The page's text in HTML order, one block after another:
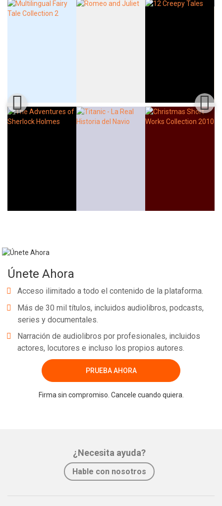
Únete Ahora
Acceso ilimitado a todo el contenido de la plataforma.
Más de 30 mil títulos, incluidos audiolibros, podcasts,
series y documentales.
Narración de audiolibros por profesionales, incluidos
actores, locutores e incluso los propios autores.
PRUEBA AHORA
Firma sin compromiso. Cancele cuando quiera.
¿Necesita ayuda?
Hable con nosotros